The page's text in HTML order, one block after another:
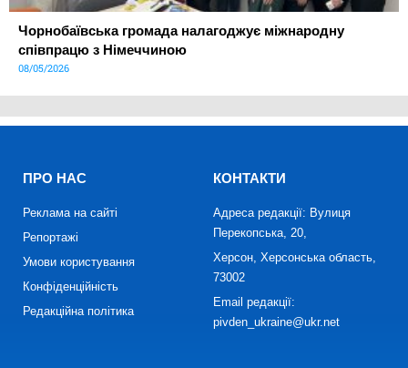
Чорнобаївська громада налагоджує міжнародну
співпрацю з Німеччиною
08/05/2026
ПРО НАС
Реклама на сайті
Репортажі
Умови користування
Конфіденційність
Редакційна політика
КОНТАКТИ
Адреса редакції: Вулиця
Перекопська, 20,
Херсон, Херсонська область,
73002
Email редакції:
pivden_ukraine@ukr.net